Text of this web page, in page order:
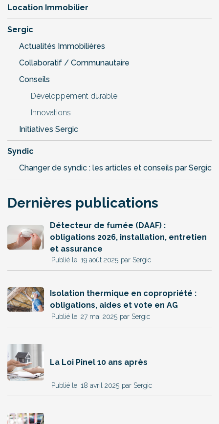
Location Immobilier
Sergic
Actualités Immobilières
Collaboratif / Communautaire
Conseils
Développement durable
Innovations
Initiatives Sergic
Syndic
Changer de syndic : les articles et conseils par Sergic
Dernières publications
Détecteur de fumée (DAAF) :
obligations 2026, installation, entretien
et assurance
par Sergic
19 août 2025
Isolation thermique en copropriété :
obligations, aides et vote en AG
par Sergic
27 mai 2025
La Loi Pinel 10 ans après
par Sergic
18 avril 2025